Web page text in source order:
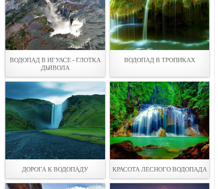
ВОДОПАД В ИГУАСЕ - ГЛОТКА
ДЬЯВОЛА
ВОДОПАД В ТРОПИКАХ
ДОРОГА К ВОДОПАДУ КРАСОТА ЛЕСНОГО ВОДОПАДА